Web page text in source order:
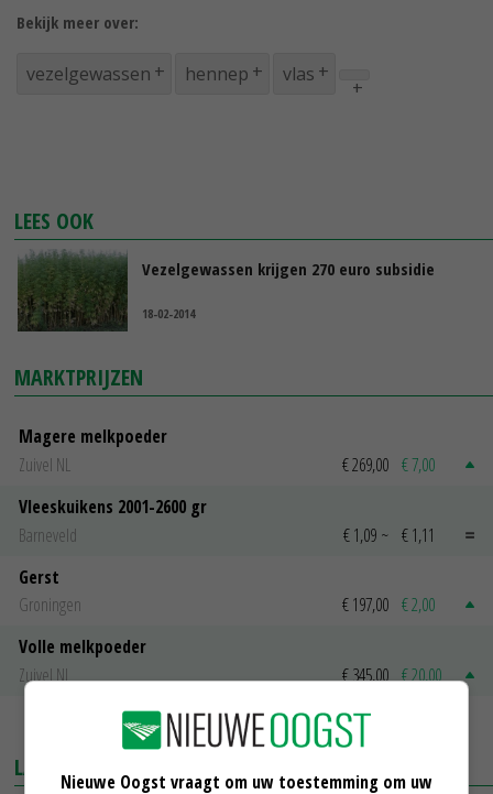
Bekijk meer over:
vezelgewassen hennep vlas
LEES OOK
Vezelgewassen krijgen 270 euro subsidie
18-02-2014
MARKTPRIJZEN
Magere melkpoeder
Zuivel NL
€ 269,00 € 7,00
Vleeskuikens 2001-2600 gr
Barneveld
€ 1,09 ~ € 1,11
Gerst
Groningen
€ 197,00 € 2,00
Volle melkpoeder
Zuivel NL
€ 345,00 € 20,00
MEER MARKTPRIJZEN
LAATSTE NIEUWS
Nieuwe Oogst vraagt om uw toestemming om uw